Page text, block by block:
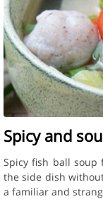
Spicy and
Spicy fish ball soup
the side dish
a familiar and